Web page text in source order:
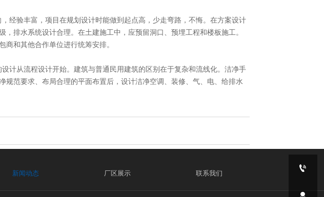
经验丰富，项目在规划设计时能做到起点高，少走弯路，不悔。在方案设计
排水系统设计合理。在土建施工中，应预留洞口、预埋工程和楼板施工。
商和其他合作单位进行统筹安排。
计从流程设计开始。建筑与普通民用建筑的区别在于复杂和流线化。洁净手
规范要求、布局合理的平面布置后，设计洁净空调、装修、气、电、给排水
新闻动态 厂区展示 联系我们 